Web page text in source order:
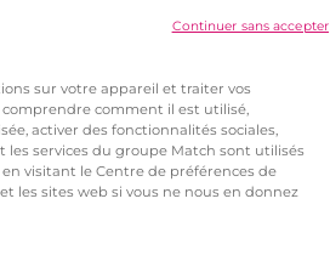
sur votre appareil et traiter vos
comment il est utilisé,
activer des fonctionnalités sociales,
services du groupe Match sont utilisés
visitant le Centre de préférences de
les sites web si vous ne nous en donnez
Continuer sans accepter